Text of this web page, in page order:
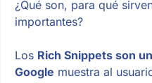
¿Qué son, para qué
importantes?
Los Rich Snippets son
Google muestra al